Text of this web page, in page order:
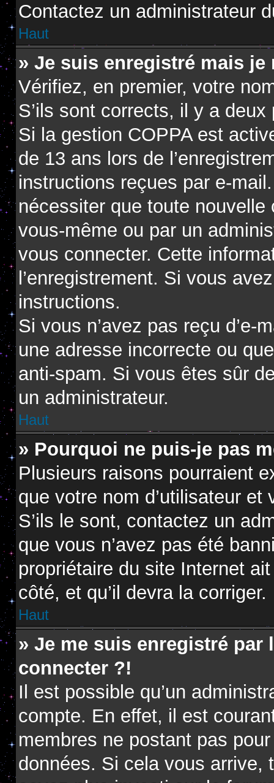
Contactez un administrateur
Haut
» Je suis enregistré mais
Vérifiez, en premier, votre
S’ils sont corrects, il y a
Si la gestion COPPA est
de 13 ans lors de
instructions reçues par e-
nécessiter que toute
vous-même ou par un
vous connecter. Cette
l’enregistrement. Si vous
instructions.
Si vous n’avez pas reçu
une adresse incorrecte ou
anti-spam. Si vous êtes sûr
un administrateur.
Haut
» Pourquoi ne puis-je pas
Plusieurs raisons pourraient
que votre nom d’utilisateur
S’ils le sont, contactez un
que vous n’avez pas été
propriétaire du site Internet
côté, et qu’il devra la corriger.
Haut
» Je me suis enregistré par
connecter ?!
Il est possible qu’un
compte. En effet, il est
membres ne postant pas
données. Si cela vous arrive,